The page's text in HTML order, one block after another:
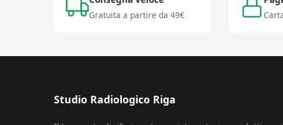
Gratuita a partire da 49€
Studio Radiologico Riga